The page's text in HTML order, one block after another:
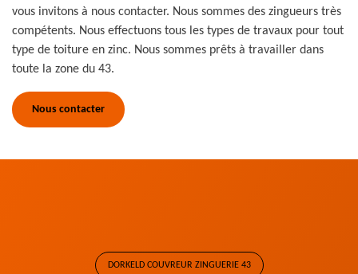
vous invitons à nous contacter. Nous sommes des zingueurs très
compétents. Nous effectuons tous les types de travaux pour tout
type de toiture en zinc. Nous sommes prêts à travailler dans
toute la zone du 43.
Nous contacter
DORKELD COUVREUR ZINGUERIE 43